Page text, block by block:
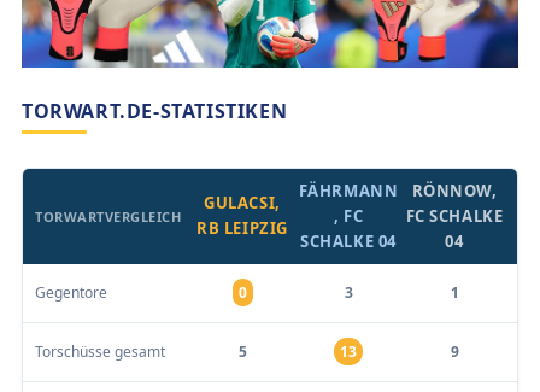
TORWART.DE-STATISTIKEN
TORWARTVERGLEICH
GULACSI,
RB LEIPZIG
FÄHRMANN
, FC
SCHALKE 04
RÖNNOW,
FC SCHALKE
04
Gegentore 0 3 1
Torschüsse gesamt 5 13 9